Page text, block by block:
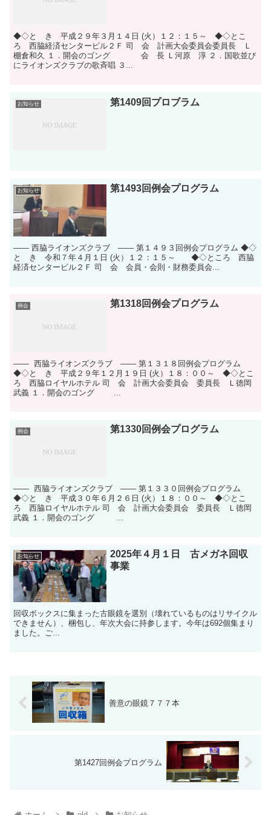
◆◇と き 平成２９年３月１４日 (火）１２：１５～ ◆◇とこ
ろ 西脇経済センタービル２Ｆ 司 会 計画大会委員会委員長 Ｌ
棚倉和久 １．開会のゴング 会 長 Ｌ河原 淳 ２．国歌並び
にライオンズクラブの歌斉唱 ３...
お知らせ 第1409回プロブラム
お知らせ 第1493回例会プログラム
―― 西脇ライオンズクラブ ―― 第１４９３回例会プログラム ◆◇
と き 令和７年４月１日 (火）１２：１５～ ◆◇ところ 西脇
経済センタービル２Ｆ 司 会 会員・会則・財務委員会...
例会 第1318回例会プログラム
―― 西脇ライオンズクラブ ―― 第１３１８回例会プログラム
◆◇と き 平成２９年１２月１９日 (火）１８：００～ ◆◇とこ
ろ 西脇ロイヤルホテル 司 会 計画大会委員会 委員長 Ｌ徳岡
武義 １．開会のゴング ...
例会 第1330回例会プログラム
―― 西脇ライオンズクラブ ―― 第１３３０回例会プログラム
◆◇と き 平成３０年６月２６日 (火）１８：００～ ◆◇とこ
ろ 西脇ロイヤルホテル 司 会 計画大会委員会 委員長 Ｌ徳岡
武義 １．開会のゴング ...
お知らせ
2025年４月１日 古メガネ回収
事業
回収ボックスに集まった古眼鏡を選別（壊れているものはリサイクル
できません）、梱包し、年次大会に持参します。今年は692個集まり
ました。ご...
善意の眼鏡７７７本
第1427回例会プログラム